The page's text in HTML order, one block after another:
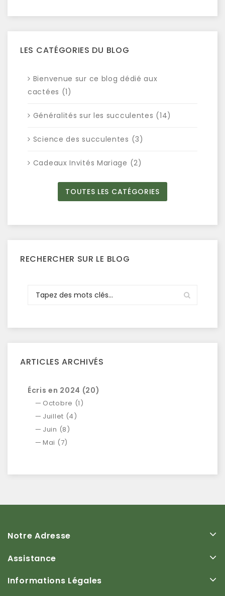
LES CATÉGORIES DU BLOG
Bienvenue sur ce blog dédié aux
cactées (1)
Généralités sur les succulentes (14)
Science des succulentes (3)
Cadeaux Invités Mariage (2)
TOUTES LES CATÉGORIES
RECHERCHER SUR LE BLOG
ARTICLES ARCHIVÉS
Écris en 2024 (20)
Octobre (1)
Juillet (4)
Juin (8)
Mai (7)
Notre Adresse
Assistance
Informations Légales